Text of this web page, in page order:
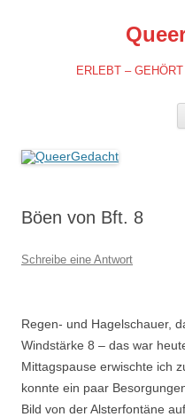
ERLEBT –
Böen von Bft. 8
Schreibe eine Antwort
Regen- und Hagelschauer,
Windstärke 8 – das war
Mittagspause erwischte ich
konnte ein paar
Bild von der Alsterfontäne